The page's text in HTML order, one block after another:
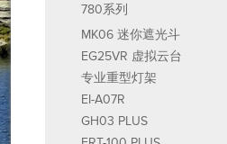
780系列
MK06 迷你遮光斗
EG25VR 虚拟云台
专业重型灯架
EI-A07R
GH03 PLUS